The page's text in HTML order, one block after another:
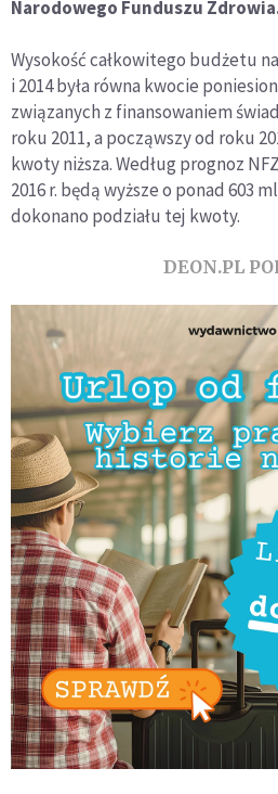
Narodowego Funduszu
Wysokość całkowitego budżetu
i 2014 była równa kwocie
związanych z finansowaniem
roku 2011, a począwszy od roku
kwoty niższa. Według prognoz
2016 r. będą wyższe o ponad 603
dokonano podziału tej kwoty.
DEON.PL